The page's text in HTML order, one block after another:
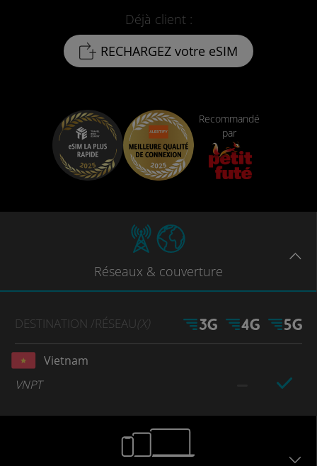
Déjà client :
RECHARGEZ votre eSIM
Recommandé
par
Réseaux & couverture
DESTINATION /RÉSEAU(X)
Vietnam
VNPT